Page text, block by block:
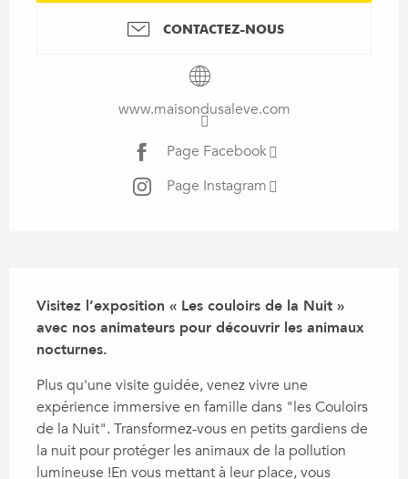
CONTACTEZ-NOUS
www.maisondusaleve.com
Page Facebook
Page Instagram
Visitez l’exposition « Les couloirs de la Nuit »
avec nos animateurs pour découvrir les animaux
nocturnes.
Plus qu'une visite guidée, venez vivre une
expérience immersive en famille dans "les Couloirs
de la Nuit". Transformez-vous en petits gardiens de
la nuit pour protéger les animaux de la pollution
lumineuse !En vous mettant à leur place, vous